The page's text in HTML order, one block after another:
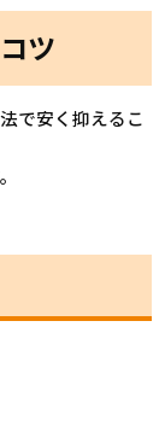
ツ
で安く抑えるこ